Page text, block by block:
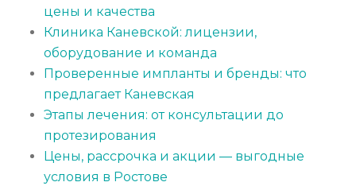
цены и качества
Клиника Каневской: лицензии,
оборудование и команда
Проверенные импланты и бренды: что
предлагает Каневская
Этапы лечения: от консультации до
протезирования
Цены, рассрочка и акции — выгодные
условия в Ростове